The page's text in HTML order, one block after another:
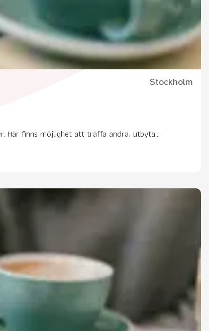
Stockholm
Här finns möjlighet att träffa andra, utbyta...